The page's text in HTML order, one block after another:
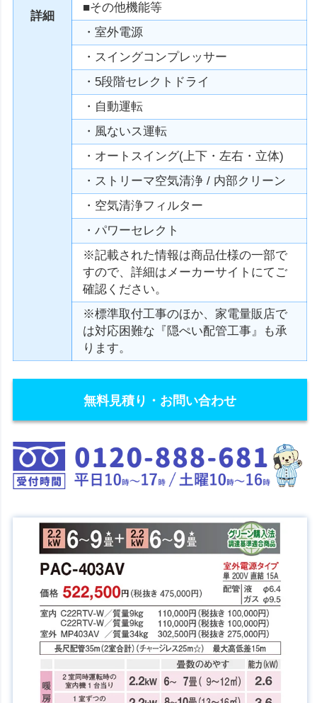
詳細
■その他機能等
・室外電源
・スイングコンプレッサー
・5段階セレクトドライ
・自動運転
・風ないス運転
・オートスイング(上下・左右・立体)
・ストリーマ空気清浄 / 内部クリーン
・空気清浄フィルター
・パワーセレクト
※記載された情報は商品仕様の一部で
すので、詳細はメーカーサイトにてご
確認ください。
※標準取付工事のほか、家電量販店で
は対応困難な『隠ぺい配管工事』も承
ります。
無料見積り・お問い合わせ